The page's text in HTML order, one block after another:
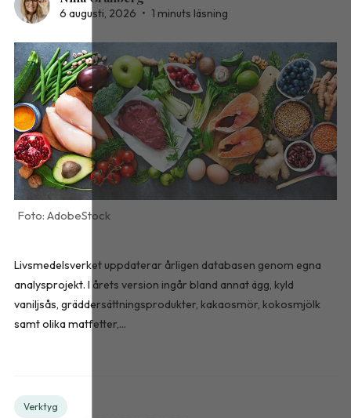
6 augusti, 2026 • 1 minuts läsning
AdobeStock
Livsmedelsverket uppdaterar årligen databasen genom egna
analysprojekt. I årets version ingår bland annat ägg, kyld
vaniljsås, gräddersättningsprodukter, kakaosmör, kokosmjölk
samt olika matfetter,...
Verktyg